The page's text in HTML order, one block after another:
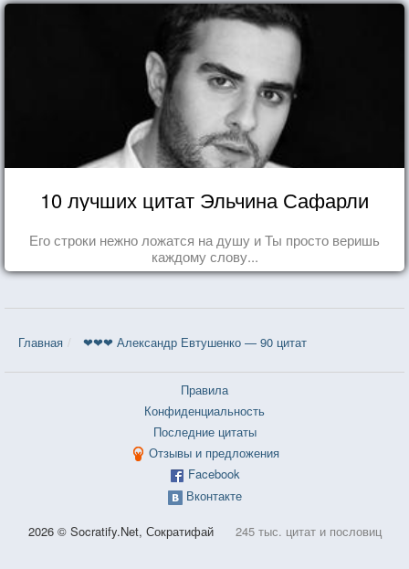
10 лучших цитат Эльчина Сафарли
Его строки нежно ложатся на душу и Ты просто веришь
каждому слову...
Главная ❤❤❤ Александр Евтушенко — 90 цитат
Правила
Конфиденциальность
Последние цитаты
Отзывы и предложения
Facebook
Вконтакте
2026 © Socratify.Net, Сократифай 245 тыс. цитат и пословиц